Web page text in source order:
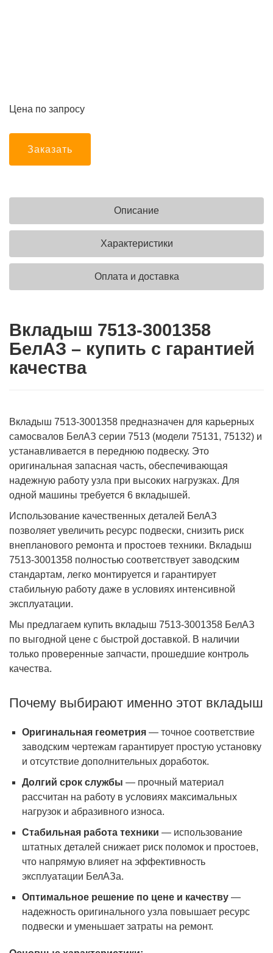
Цена по запросу
Заказать
Описание
Характеристики
Оплата и доставка
Вкладыш 7513-3001358
БелАЗ – купить с гарантией
качества
Вкладыш 7513-3001358 предназначен для карьерных
самосвалов БелАЗ серии 7513 (модели 75131, 75132) и
устанавливается в переднюю подвеску. Это
оригинальная запасная часть, обеспечивающая
надежную работу узла при высоких нагрузках. Для
одной машины требуется 6 вкладышей.
Использование качественных деталей БелАЗ
позволяет увеличить ресурс подвески, снизить риск
внепланового ремонта и простоев техники. Вкладыш
7513-3001358 полностью соответствует заводским
стандартам, легко монтируется и гарантирует
стабильную работу даже в условиях интенсивной
эксплуатации.
Мы предлагаем купить вкладыш 7513-3001358 БелАЗ
по выгодной цене с быстрой доставкой. В наличии
только проверенные запчасти, прошедшие контроль
качества.
Почему выбирают именно этот вкладыш
Оригинальная геометрия— точное соответствие
заводским чертежам гарантирует простую установку
и отсутствие дополнительных доработок.
Долгий срок службы — прочный материал
рассчитан на работу в условиях максимальных
нагрузок и абразивного износа.
Стабильная работа техники — использование
штатных деталей снижает риск поломок и простоев,
что напрямую влияет на эффективность
эксплуатации БелАЗа.
Оптимальное решение по цене и качеству—
надежность оригинального узла повышает ресурс
подвески и уменьшает затраты на ремонт.